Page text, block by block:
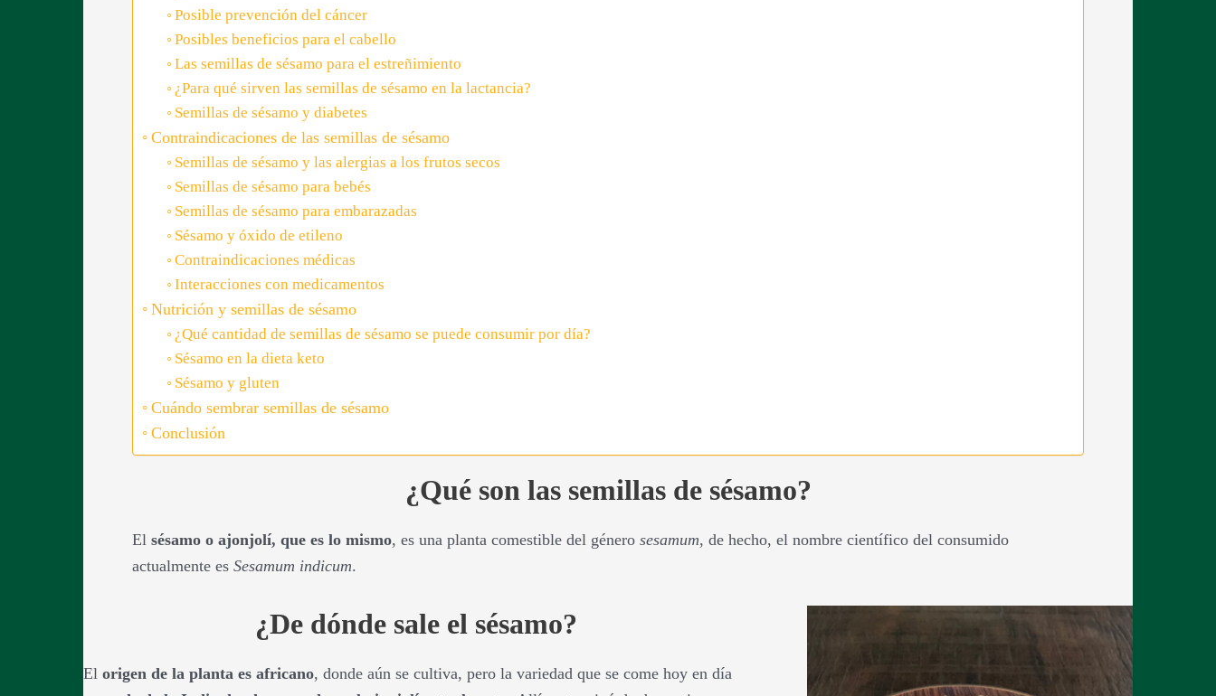
Posible prevención del cáncer
Posibles beneficios para el cabello
Las semillas de sésamo para el estreñimiento
¿Para qué sirven las semillas de sésamo en la lactancia?
Semillas de sésamo y diabetes
Contraindicaciones de las semillas de sésamo
Semillas de sésamo y las alergias a los frutos secos
Semillas de sésamo para bebés
Semillas de sésamo para embarazadas
Sésamo y óxido de etileno
Contraindicaciones médicas
Interacciones con medicamentos
Nutrición y semillas de sésamo
¿Qué cantidad de semillas de sésamo se puede consumir por día?
Sésamo en la dieta keto
Sésamo y gluten
Cuándo sembrar semillas de sésamo
Conclusión
¿Qué son las semillas de sésamo?
El sésamo o ajonjolí, que es lo mismo, es una planta comestible del género sesamum, de hecho, el nombre científico del consumido
actualmente es Sesamum indicum.
¿De dónde sale el sésamo?
El origen de la planta es africano, donde aún se cultiva, pero la variedad que se come hoy en día